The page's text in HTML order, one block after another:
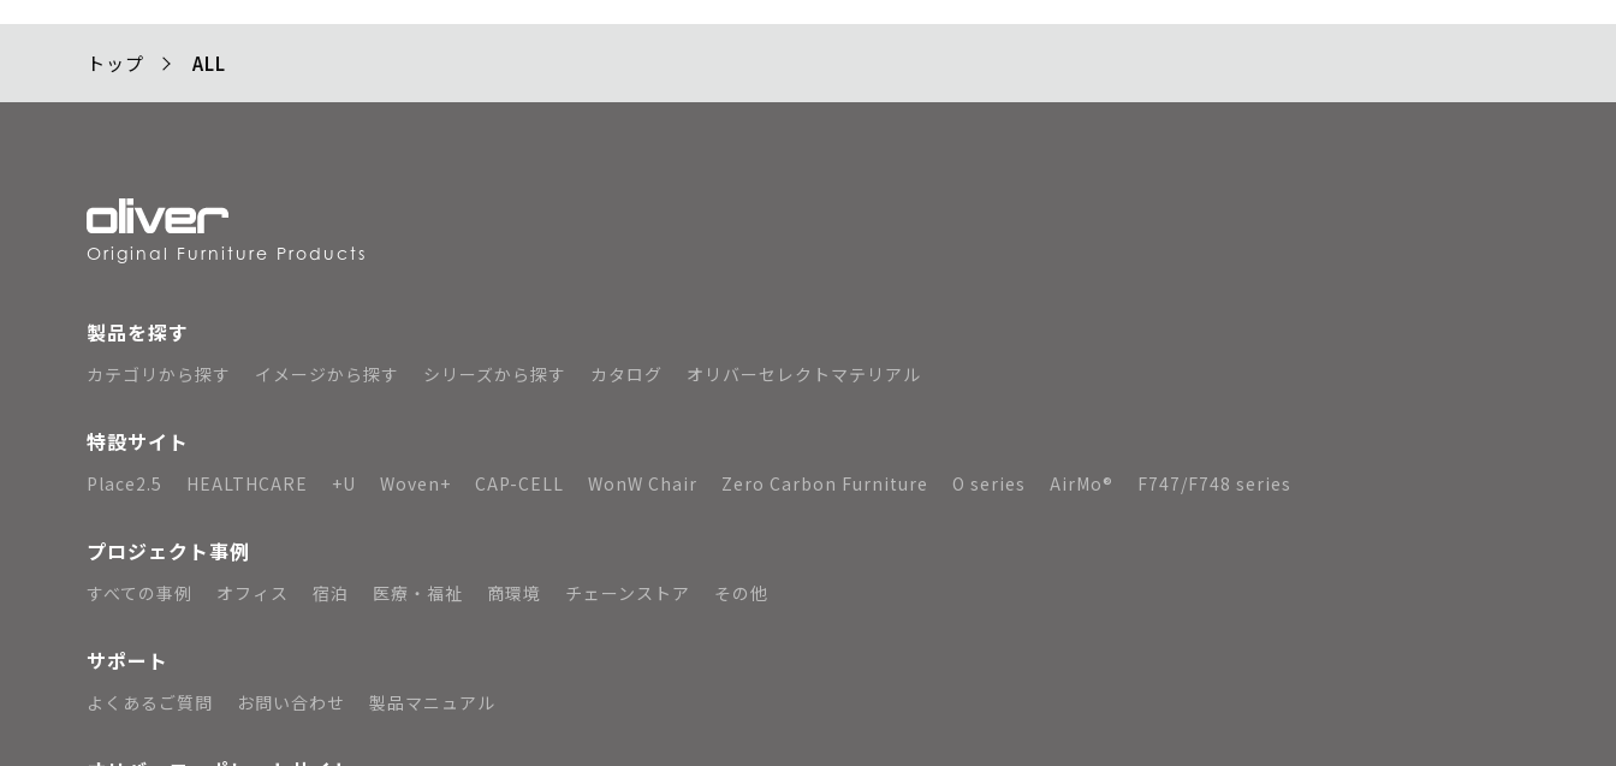
トップ ALL
Original Furniture Products
製品を探す
カテゴリから探す イメージから探す シリーズから探す カタログ オリバーセレクトマテリアル
特設サイト
Place2.5 HEALTHCARE +U Woven+ CAP-CELL WonW Chair Zero Carbon Furniture O series AirMo® F747/F748 series
プロジェクト事例
すべての事例 オフィス 宿泊 医療・福祉 商環境 チェーンストア その他
サポート
よくあるご質問 お問い合わせ 製品マニュアル